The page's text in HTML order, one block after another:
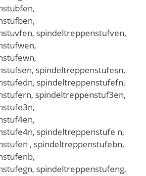
spindeltreppenstufven,
spindeltreppenstufesn,
spindeltreppenstufefn,
spindeltreppenstuf3en,
spindeltreppenstufe n,
, spindeltreppenstufebn,
spindeltreppenstufeng,